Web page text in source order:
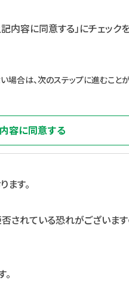
内容に同意する」にチェック
場合は、次のステップに進むこと
容に同意する
す。
されている恐れがございます